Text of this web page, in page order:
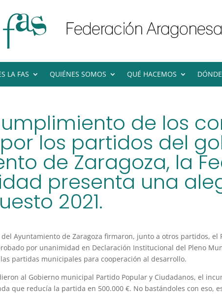
LA FAS QUIÉNES SOMOS QUÉ HACEMOS
de los
los partidos del
de Zaragoza, la
presenta una
2021.
Ayuntamiento de Zaragoza firmaron, junto a otros partidos,
por unanimidad en Declaración Institucional del Pleno
partidas municipales para cooperación al desarrollo.
al Gobierno municipal Partido Popular y Ciudadanos, el
que reducía la partida en 500.000 €. No bastándoles con eso,